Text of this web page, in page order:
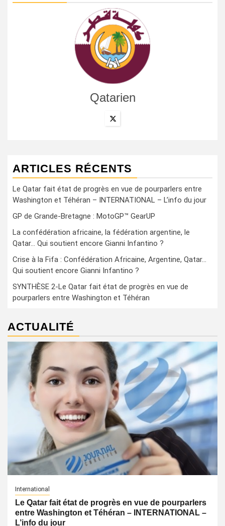
Qatarien
ARTICLES RÉCENTS
Le Qatar fait état de progrès en vue de pourparlers entre
Washington et Téhéran – INTERNATIONAL – L’info du jour
GP de Grande-Bretagne : MotoGP™ GearUP
La confédération africaine, la fédération argentine, le
Qatar… Qui soutient encore Gianni Infantino ?
Crise à la Fifa : Confédération Africaine, Argentine, Qatar…
Qui soutient encore Gianni Infantino ?
SYNTHÈSE 2-Le Qatar fait état de progrès en vue de
pourparlers entre Washington et Téhéran
ACTUALITÉ
International
Le Qatar fait état de progrès en vue de pourparlers
entre Washington et Téhéran – INTERNATIONAL –
L’info du jour